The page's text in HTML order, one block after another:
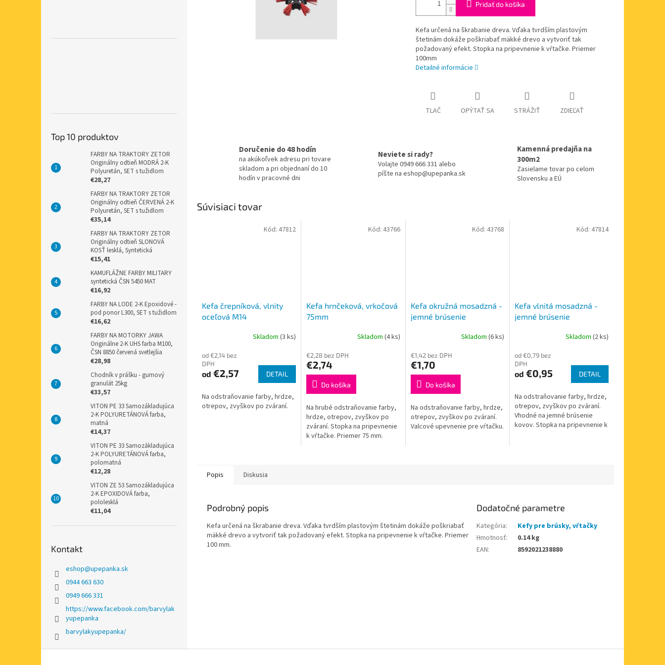
Top 10 produktov
FARBY NA TRAKTORY ZETOR
Originálny odtieň MODRÁ 2-K
Polyuretán, SET s tužidlom
€28,27
FARBY NA TRAKTORY ZETOR
Originálny odtieň ČERVENÁ 2-K
Polyuretán, SET s tužidlom
€35,14
FARBY NA TRAKTORY ZETOR
Originálny odtieň SLONOVÁ
KOSŤ lesklá, Syntetická
€15,41
KAMUFLÁŽNE FARBY MILITARY
syntetická ČSN 5450 MAT
€16,92
FARBY NA LODE 2-K Epoxidové -
pod ponor L300, SET s tužidlom
€16,62
FARBY NA MOTORKY JAWA
Originálne 2-K UHS farba M100,
ČSN 8850 červená svetlejšia
€28,98
Chodník v prášku - gumový
granulát 25kg
€33,57
VITON PE 33 Samozákladujúca
2-K POLYURETÁNOVÁ farba,
matná
€14,37
VITON PE 33 Samozákladujúca
2-K POLYURETÁNOVÁ farba,
polomatná
€12,28
VITON ZE 53 Samozákladujúca
2-K EPOXIDOVÁ farba,
pololesklá
€11,04
Kontakt
eshop@upepanka.sk
0944 663 630
0949 666 331
https://www.facebook.com/barvylak
yupepanka
barvylakyupepanka/
Pridať do košíka
Kefa určená na škrabanie dreva. Vďaka tvrdším plastovým
štetinám dokáže poškriabať mäkké drevo a vytvoriť tak
požadovaný efekt. Stopka na pripevnenie k vŕtačke. Priemer
100mm
Detailné informácie
TLAČ OPÝTAŤ SA STRÁŽIŤ ZDIEĽAŤ
Doručenie do 48 hodín
na akúkoľvek adresu pri tovare
skladom a pri objednaní do 10
hodín v pracovné dni
Neviete si rady?
Volajte 0949 666 331 alebo
píšte na eshop@upepanka.sk
Kamenná predajňa na
300m2
Zasielame tovar po celom
Slovensku a EÚ
Súvisiaci tovar
Kefa črepníková, vlnity
oceľová M14
Skladom (3 ks)
od €2,14 bez
DPH
od €2,57 DETAIL
Na odstraňovanie farby, hrdze,
otrepov, zvyškov po zváraní.
Kód: 47812
Kefa hrnčeková, vrkočová
75mm
Skladom (4 ks)
€2,28 bez DPH
€2,74
Do košíka
Na hrubé odstraňovanie farby,
hrdze, otrepov, zvyškov po
zváraní. Stopka na pripevnenie
k vŕtačke. Priemer 75 mm.
Kód: 43766
Kefa okružná mosadzná -
jemné brúsenie
Skladom(6 ks)
€1,42 bez DPH
€1,70
Do košíka
Na odstraňovanie farby, hrdze,
otrepov, zvyškov po zváraní.
Valcové upevnenie pre vŕtačku.
Kód: 43768
Kefa vlnitá mosadzná -
jemné brúsenie
Skladom (2 ks)
od €0,79 bez
DPH
od €0,95 DETAIL
Na odstraňovanie farby, hrdze,
otrepov, zvyškov po zváraní.
Vhodné na jemné brúsenie
kovov. Stopka na pripevnenie k
Kód: 47814
Popis Diskusia
Podrobný popis
Kefa určená na škrabanie dreva. Vďaka tvrdším plastovým štetinám dokáže poškriabať
mäkké drevo a vytvoriť tak požadovaný efekt. Stopka na pripevnenie k vŕtačke. Priemer
100 mm.
Dodatočné parametre
Kategória:
Kefy pre brúsky, vŕtačky
Hmotnosť:
0.14 kg
EAN: 8592021238880